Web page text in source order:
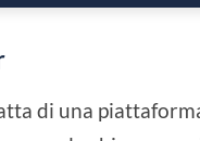
di una